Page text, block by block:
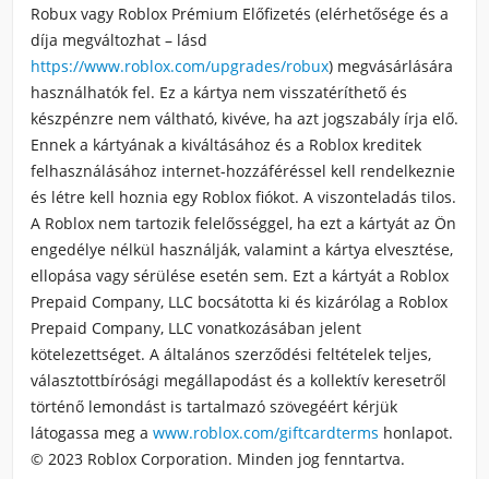
Robux vagy Roblox Prémium Előfizetés (elérhetősége és a
díja megváltozhat – lásd
https://www.roblox.com/upgrades/robux) megvásárlására
használhatók fel. Ez a kártya nem visszatéríthető és
készpénzre nem váltható, kivéve, ha azt jogszabály írja elő.
Ennek a kártyának a kiváltásához és a Roblox kreditek
felhasználásához internet-hozzáféréssel kell rendelkeznie
és létre kell hoznia egy Roblox fiókot. A viszonteladás tilos.
A Roblox nem tartozik felelősséggel, ha ezt a kártyát az Ön
engedélye nélkül használják, valamint a kártya elvesztése,
ellopása vagy sérülése esetén sem. Ezt a kártyát a Roblox
Prepaid Company, LLC bocsátotta ki és kizárólag a Roblox
Prepaid Company, LLC vonatkozásában jelent
kötelezettséget. A általános szerződési feltételek teljes,
választottbírósági megállapodást és a kollektív keresetről
történő lemondást is tartalmazó szövegéért kérjük
látogassa meg a www.roblox.com/giftcardterms honlapot.
© 2023 Roblox Corporation. Minden jog fenntartva.